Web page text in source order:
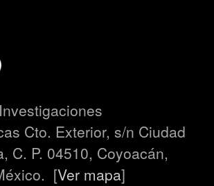
Cto. Exterior, s/n Ciudad
C. P. 04510, Coyoacán,
[Ver mapa]